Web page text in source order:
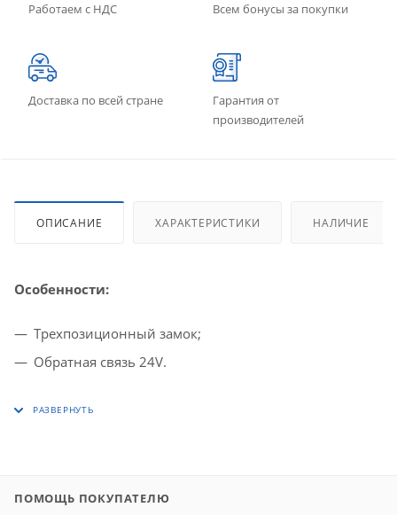
Работаем с НДС Всем бонусы за покупки
Доставка по всей стране
Гарантия от
производителей
ОПИСАНИЕ ХАРАКТЕРИСТИКИ НАЛИЧИЕ
Особенности:
Трехпозиционный замок;
Обратная связь 24V.
ПОМОЩЬ ПОКУПАТЕЛЮ